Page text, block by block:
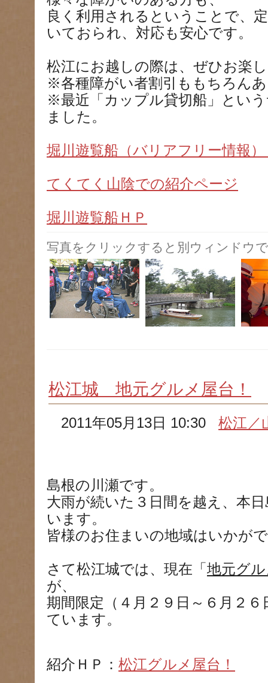
良く利用されるということで、
いておられ、対応も安心です。
松江にお越しの際は、ぜひお楽
※各種障がい者割引ももちろん
※最近「カップル貸切船」とい
ました。
堀川遊覧船（バリアフリー情報）
てくてく山陰での紹介ページ
堀川遊覧船ＨＰ
写真をクリックすると別ウィンドウ
松江城 地元グルメ屋台！
2011年05月13日 10:30松江／
島根の川瀬です。
大雨が続いた３日間を越え、本
います。
皆様のお住まいの地域はいかが
さて松江城では、現在「 地元グ
が、
期間限定（４月２９日～６月２
ています。
紹介ＨＰ： 松江グルメ屋台！